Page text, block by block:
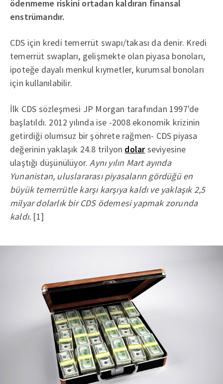
ödenmeme riskini ortadan kaldıran finansal
enstrümandır.
CDS için kredi temerrüt swapı/takası da denir. Kredi
temerrüt swapları, gelişmekte olan piyasa bonoları,
ipoteğe dayalı menkul kıymetler, kurumsal bonoları
için kullanılabilir.
İlk CDS sözleşmesi JP Morgan tarafından 1997'de
başlatıldı. 2012 yılında ise -2008 ekonomik krizinin
getirdiği olumsuz bir şöhrete rağmen- CDS piyasa
değerinin yaklaşık 24.8 trilyon dolarseviyesine
ulaştığı düşünülüyor.Aynı yılın Mart ayında
Yunanistan, uluslararası piyasaların gördüğü en
büyük temerrütle karşı karşıya kaldı ve yaklaşık 2,5
milyar dolarlık bir CDS ödemesi yapmak zorunda
kaldı. [1]